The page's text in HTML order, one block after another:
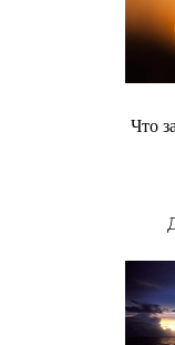
Что